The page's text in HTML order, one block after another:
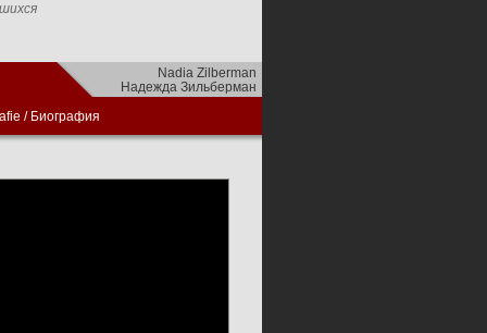
Nadia Zilberman
Надежда Зильберман
/ Биография